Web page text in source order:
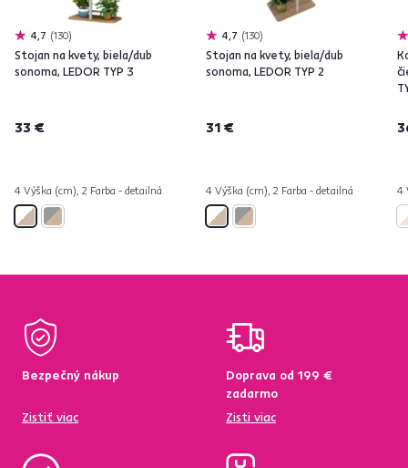
4,7 130
Stojan na kvety, biela/dub
sonoma, LEDOR TYP 3
33 €
4 Výška (cm), 2 Farba - detailná
4,7 130
Stojan na kvety, biela/dub
sonoma, LEDOR TYP 2
31 €
4 Výška (cm), 2 Farba - detailná 4
Bezpečný nákup
Zistiť viac
Doprava od 199 €
zadarmo
Zisti viac